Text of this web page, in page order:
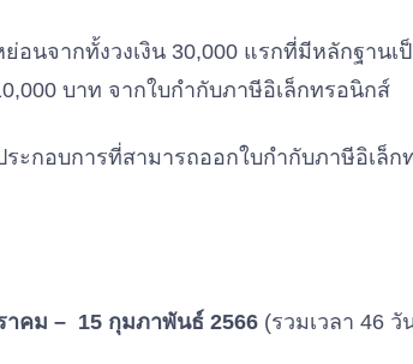
อนจากทั้งวงเงิน 30,000 แรกที่มีหลักฐานเ
บาท จากใบกำกับภาษีอิเล็กทรอนิกส์
ะกอบการที่สามารถออกใบกำกับภาษีอิเล็ก
าคม – 15 กุมภาพันธ์ 2566 (รวมเวลา 46 วั